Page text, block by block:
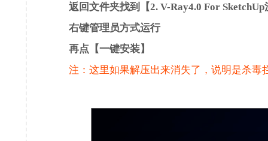
返回文件夹找到【2. V-Ray4.0 For
右键管理员方式运行
再点【一键安装】
注：这里如果解压出来消失了，说明是杀毒